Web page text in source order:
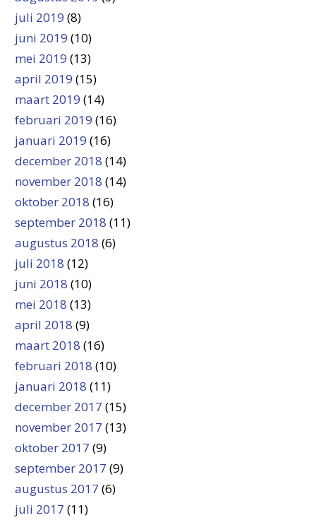
juli 2019 (8)
juni 2019 (10)
mei 2019 (13)
april 2019 (15)
maart 2019 (14)
februari 2019 (16)
januari 2019 (16)
december 2018 (14)
november 2018 (14)
oktober 2018 (16)
september 2018 (11)
augustus 2018 (6)
juli 2018 (12)
juni 2018 (10)
mei 2018 (13)
april 2018 (9)
maart 2018 (16)
februari 2018 (10)
januari 2018 (11)
december 2017 (15)
november 2017 (13)
oktober 2017 (9)
september 2017 (9)
augustus 2017 (6)
juli 2017 (11)